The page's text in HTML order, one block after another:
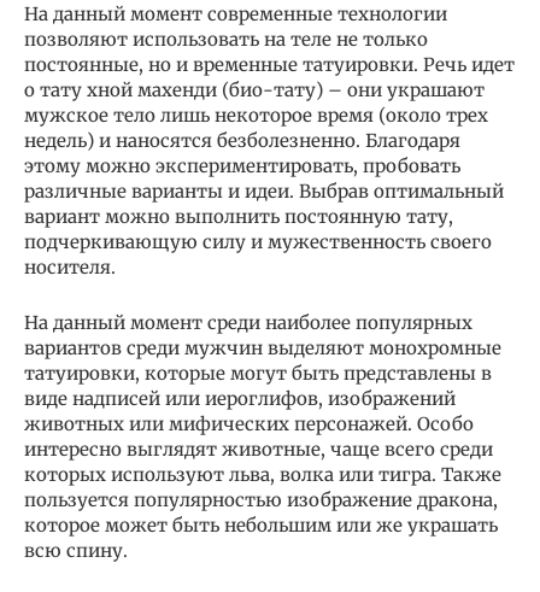
На данный момент современные технологии
позволяют использовать на теле не только
постоянные, но и временные татуировки. Речь идет
о тату хной махенди (био-тату) – они украшают
мужское тело лишь некоторое время (около трех
недель) и наносятся безболезненно. Благодаря
этому можно экспериментировать, пробовать
различные варианты и идеи. Выбрав оптимальный
вариант можно выполнить постоянную тату,
подчеркивающую силу и мужественность своего
носителя.
На данный момент среди наиболее популярных
вариантов среди мужчин выделяют монохромные
татуировки, которые могут быть представлены в
виде надписей или иероглифов, изображений
животных или мифических персонажей. Особо
интересно выглядят животные, чаще всего среди
которых используют льва, волка или тигра. Также
пользуется популярностью изображение дракона,
которое может быть небольшим или же украшать
всю спину.